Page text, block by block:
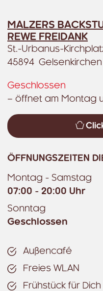
MALZERS
REWE FREIDANK
St.-Urbanus-
45894 Gelsenkirchen
Geschlossen
– öffnet am Montag
ÖFFNUNGSZEITEN
Montag - Samstag
07:00 - 20:00 Uhr
Sonntag
Geschlossen
Außencafé
Freies WLAN
Frühstück für Dich